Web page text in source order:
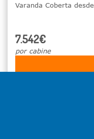
Varanda Coberta desde
7.542€
por cabine